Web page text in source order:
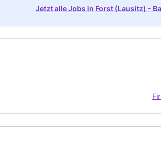
Jetzt alle Jobs in Forst (Lausitz) -